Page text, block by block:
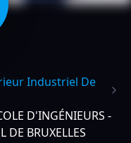
Industriel De
D'INGÉNIEURS -
DE BRUXELLES